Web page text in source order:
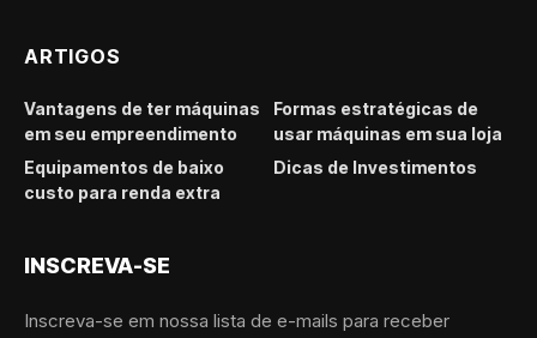
ARTIGOS
Vantagens de ter máquinas
em seu empreendimento
Formas estratégicas de
usar máquinas em sua loja
Equipamentos de baixo
custo para renda extra
Dicas de Investimentos
INSCREVA-SE
Inscreva-se em nossa lista de e-mails para receber